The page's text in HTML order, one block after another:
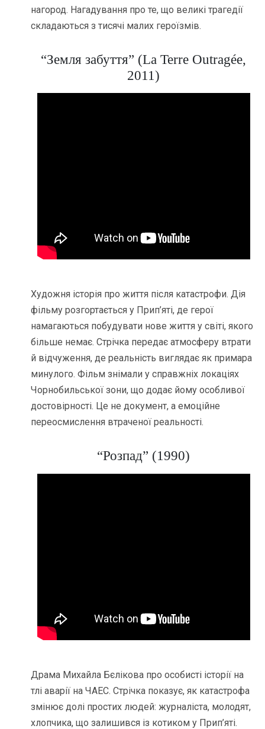
нагород. Нагадування про те, що великі трагедії
складаються з тисячі малих героїзмів.
“Земля забуття” (La Terre Outragée,
2011)
Художня історія про життя після катастрофи. Дія
фільму розгортається у Прип’яті, де герої
намагаються побудувати нове життя у світі, якого
більше немає. Стрічка передає атмосферу втрати
й відчуження, де реальність виглядає як примара
минулого. Фільм знімали у справжніх локаціях
Чорнобильської зони, що додає йому особливої
достовірності. Це не документ, а емоційне
переосмислення втраченої реальності.
“Розпад” (1990)
Драма Михайла Бєлікова про особисті історії на
тлі аварії на ЧАЕС. Стрічка показує, як катастрофа
змінює долі простих людей: журналіста, молодят,
хлопчика, що залишився із котиком у Прип’яті.